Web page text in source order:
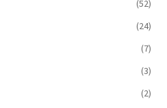
(52)
(24)
(7)
(3)
(2)